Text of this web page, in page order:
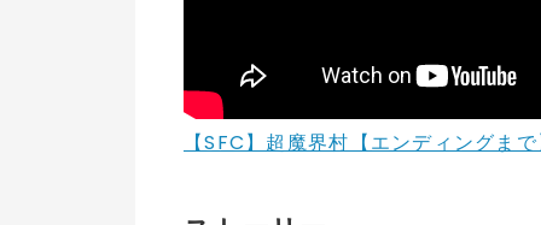
【SFC】超魔界村【エンディングまで